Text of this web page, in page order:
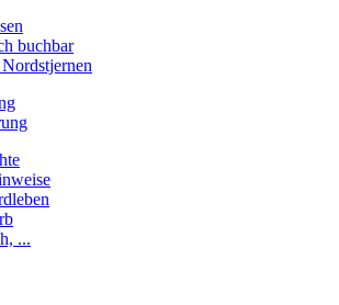
buchbar
...